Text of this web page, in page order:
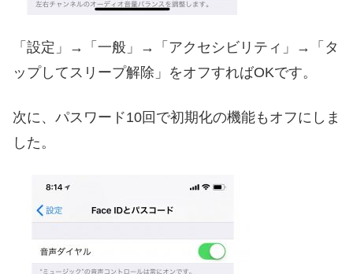
「設定」→「一般」→「アクセシビリティ」→「タ
ップしてスリープ解除」をオフすればOKです。
次に、パスワード10回で初期化の機能もオフにしま
した。